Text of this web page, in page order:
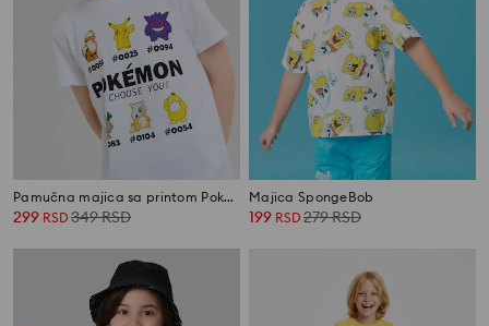
Pamučna majica sa printom Pokémon
299 RSD 349RSD
Majica SpongeBob
199 RSD 279RSD